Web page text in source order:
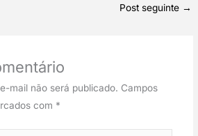
Post seguinte →
mail não será publicado. Campos
com *